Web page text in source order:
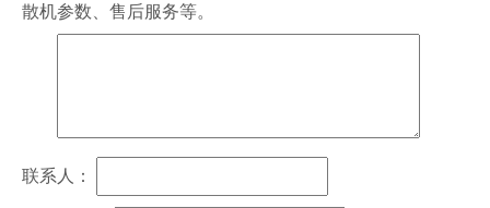
散机参数、售后服务等。
联系人：